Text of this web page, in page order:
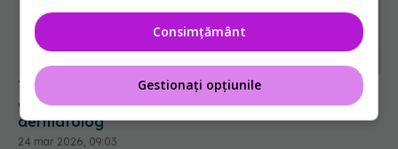
Trucuri simple care șterg cearcănele și ajută ochii
obosiți. Ingredientul cheie din creme, dezvăluit de
dermatolog
24 mar 2026, 09:03
Consimțământ
Gestionați opțiunile